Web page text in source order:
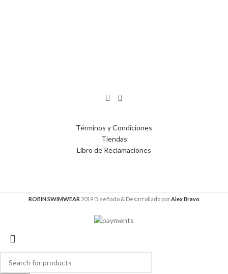
Términos y Condiciones
Tiendas
Libro de Reclamaciones
ROBIN SWIMWEAR 2019 Diseñado & Desarrollado porAlex Bravo